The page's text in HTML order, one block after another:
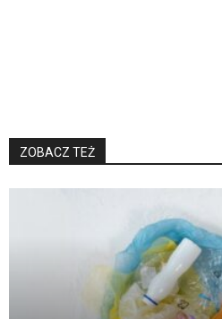
ZOBACZ TEŻ